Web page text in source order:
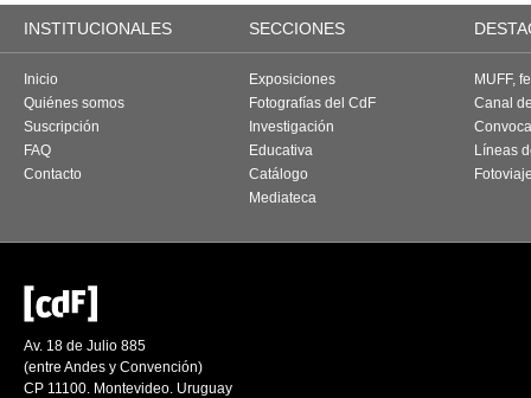
INSTITUCIONALES SECCIONES
Inicio
Quiénes somos
Suscripción
FAQ
Contacto
Exposiciones
Fotografías del CdF
Investigación
Educativa
Catálogo
Mediateca
MUFF,
Canal
Líneas
Av. 18 de Julio 885
(entre Andes y Convención)
CP 11100. Montevideo. Uruguay